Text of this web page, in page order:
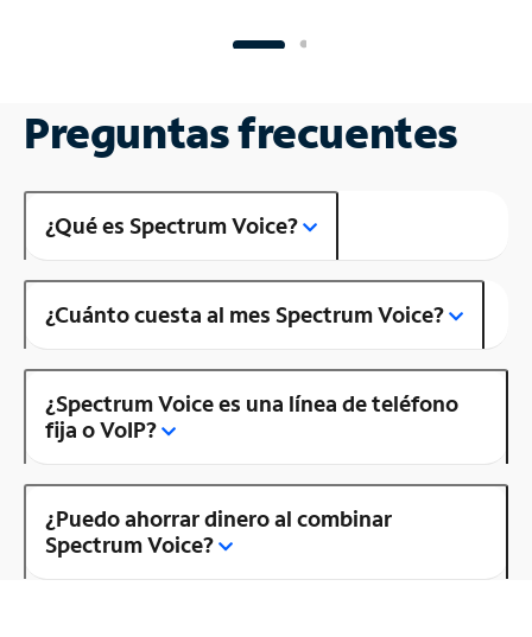
Preguntas frecuentes
¿Qué es Spectrum Voice?
¿Cuánto cuesta al mes Spectrum Voice?
¿Spectrum Voice es una línea de teléfono
fija o VoIP?
¿Puedo ahorrar dinero al combinar
Spectrum Voice?